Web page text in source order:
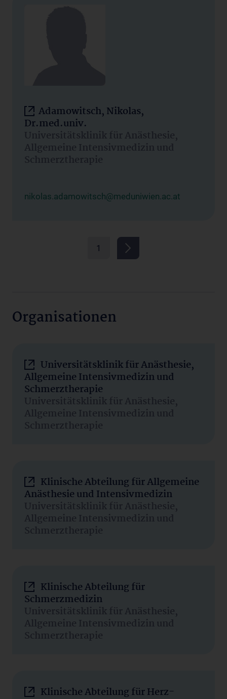
Adamowitsch, Nikolas,
Dr.med.univ.
Universitätsklinik für Anästhesie,
Allgemeine Intensivmedizin und
Schmerztherapie
nikolas.adamowitsch@meduniwien.ac.at
1
Organisationen
Universitätsklinik für Anästhesie,
Allgemeine Intensivmedizin und
Schmerztherapie
Universitätsklinik für Anästhesie,
Allgemeine Intensivmedizin und
Schmerztherapie
Klinische Abteilung für Allgemeine
Anästhesie und Intensivmedizin
Universitätsklinik für Anästhesie,
Allgemeine Intensivmedizin und
Schmerztherapie
Klinische Abteilung für
Schmerzmedizin
Universitätsklinik für Anästhesie,
Allgemeine Intensivmedizin und
Schmerztherapie
Klinische Abteilung für Herz-